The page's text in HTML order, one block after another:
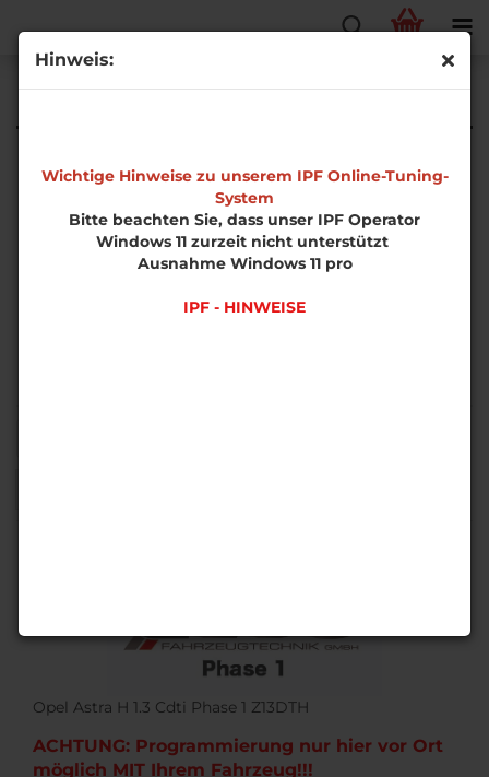
Hinweis:
Wichtige Hinweise zu unserem IPF Online-Tuning-
System
Bitte beachten Sie, dass unser IPF Operator
Windows 11 zurzeit nicht unterstützt
Ausnahme Windows 11 pro
IPF - HINWEISE
Opel Astra H 1.3 Cdti Phase 1 Z13DTH
ACHTUNG: Programmierung nur hier vor Ort
möglich MIT Ihrem Fahrzeug!!!